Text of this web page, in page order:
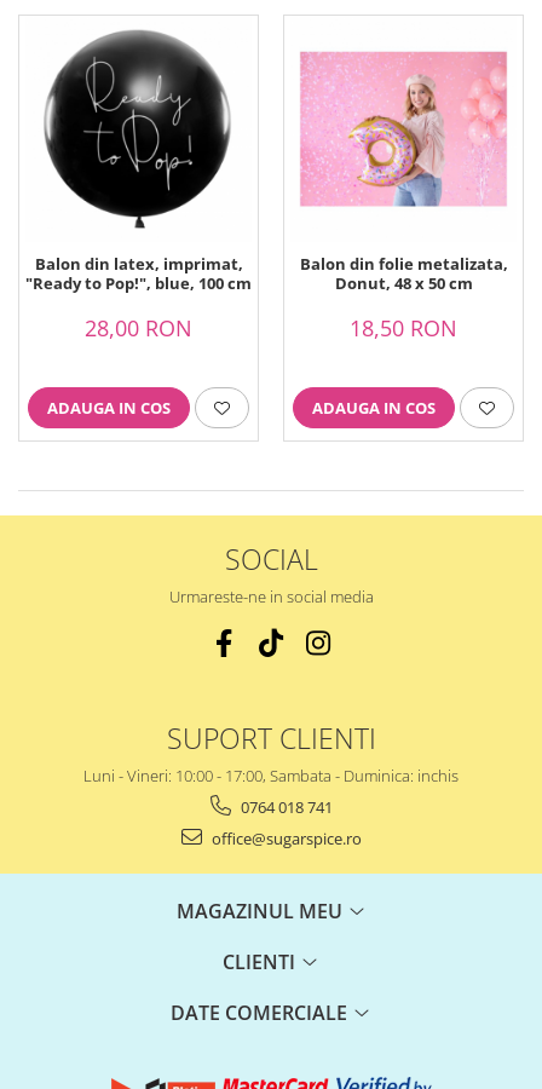
Balon din latex, imprimat,
"Ready to Pop!", blue, 100 cm
28,00 RON
ADAUGA IN COS
Balon din folie metalizata,
Donut, 48 x 50 cm
18,50 RON
ADAUGA IN COS
SOCIAL
Urmareste-ne in social media
SUPORT CLIENTI
Luni - Vineri: 10:00 - 17:00, Sambata - Duminica: inchis
0764 018 741
office@sugarspice.ro
MAGAZINUL MEU
CLIENTI
DATE COMERCIALE